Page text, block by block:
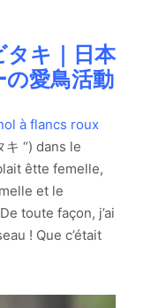
タキ｜日本
愛鳥活動
à flancs roux
“) dans le
êtte femelle,
et le
toute façon, j’ai
! Que c’était